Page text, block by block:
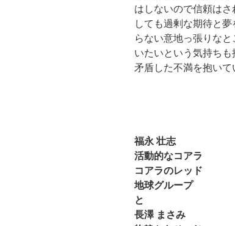
はしないので信頼は
しても過剰な期待と
らない意地っ張りな
いたいという気持ち
矛盾した不満を抱いて
福永 壮志
活動的なコアラ
コアラのレッド
地球グループ
と
長澤 まさみ